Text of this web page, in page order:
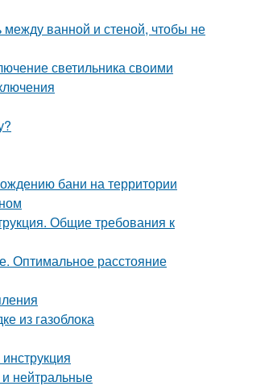
между ванной и стеной, чтобы не
светильника своими
бани на территории
Общие требования к
Оптимальное расстояние
из газоблока
нейтральные